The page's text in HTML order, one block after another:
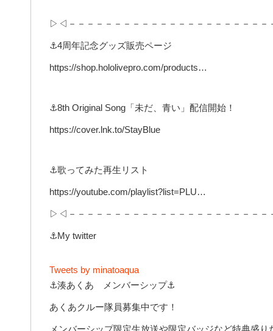
▷◁－－－－－－－－－－－－－－－－－－－－－
⚓4周年記念グッズ販売ページ
https://shop.hololivepro.com/products…
⚓8th Original Song「未だ、青い」配信開始！
https://cover.lnk.to/StayBlue
⚓歌ってみた再生リスト
https://youtube.com/playlist?list=PLU…
▷◁－－－－－－－－－－－－－－－－－－－－－
⚓My twitter
Tweets by minatoaqua
⚓湊あくあ メンバーシップ⚓
あくあクルー隊員募集中です！